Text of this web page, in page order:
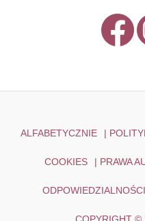
ALFABETYCZNIE |
COOKIES | PRAWA
ODPOWIEDZIALNOŚCI